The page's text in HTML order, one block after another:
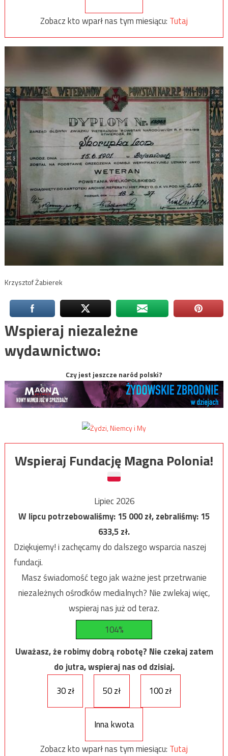
Zobacz kto wparł nas tym miesiącu: Tutaj
Krzysztof Żabierek
Wspieraj niezależne
wydawnictwo:
Czy jest jeszcze naród polski?
Wspieraj Fundację Magna Polonia!
Lipiec 2026
W lipcu potrzebowaliśmy:15 000zł, zebraliśmy:15
633,5zł.
Dziękujemy! i zachęcamy do dalszego wsparcia naszej
fundacji.
Masz świadomość tego jak ważne jest przetrwanie
niezależnych ośrodków medialnych? Nie zwlekaj więc,
wspieraj nas już od teraz.
104%
Uważasz, że robimy dobrą robotę? Nie czekaj zatem
do jutra, wspieraj nas od dzisiaj.
30 zł
50 zł 100 zł
Inna kwota
Zobacz kto wparł nas tym miesiącu: Tutaj